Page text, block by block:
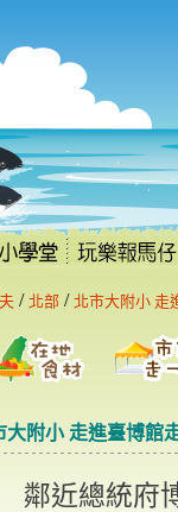
/ 北部 / 北市大附小 走
大附小 走進臺博館
近總統府